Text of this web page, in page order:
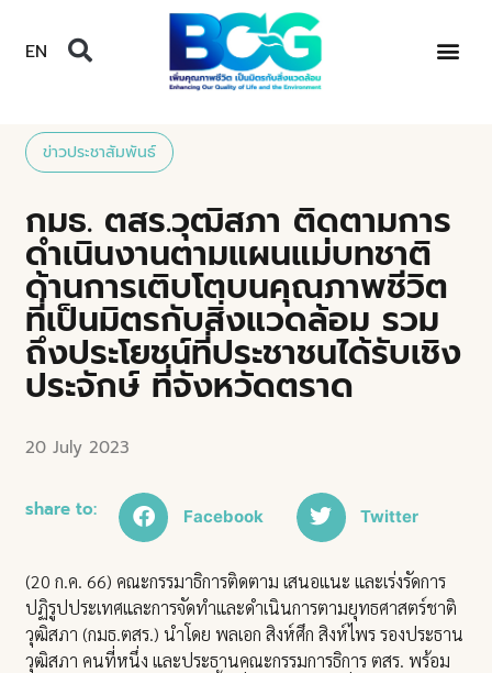
EN
ข่าวประชาสัมพันธ์
กมธ. ตสร.วุฒิสภา ติดตามการ
ดำเนินงานตามแผนแม่บทชาติ
ด้านการเติบโตบนคุณภาพชีวิต
ที่เป็นมิตรกับสิ่งแวดล้อม รวม
ถึงประโยชน์ที่ประชาชนได้รับเชิง
ประจักษ์ ที่จังหวัดตราด
20 July 2023
share to: Facebook Twitter
(20 ก.ค. 66) คณะกรรมาธิการติดตาม เสนอแนะ และเร่งรัดการ
ปฏิรูปประเทศและการจัดทำและดำเนินการตามยุทธศาสตร์ชาติ
วุฒิสภา (กมธ.ตสร.) นำโดย พลเอก สิงห์ศึก สิงห์ไพร รองประธาน
วุฒิสภา คนที่หนึ่ง และประธานคณะกรรมการธิการ ตสร. พร้อม